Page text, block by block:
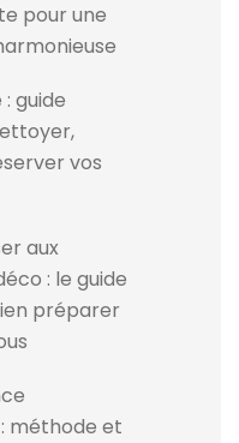
pour une
guide
vos
aux
: le guide
préparer
méthode et